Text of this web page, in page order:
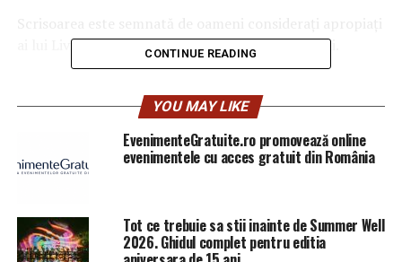
ai lui Liviu Dragnea, unii dintre ei chiar amici buni.
taberei adverse. Unii dintre cei care au rămas lângă el
Sunt 19 filiale care îl susţin pe Dragnea şi 16 care sunt
În sprijinul actualului şef al PSD sunt Satu Mare,
CONTINUE READING
YOU MAY LIKE
EvenimenteGratuite.ro promovează online
evenimentele cu acces gratuit din România
Tot ce trebuie sa stii inainte de Summer Well
2026. Ghidul complet pentru editia